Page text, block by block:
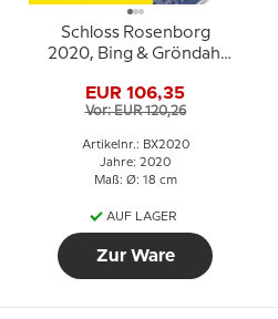
Schloss Rosenborg
2020, Bing & Gröndahl
EUR 106,35
Vor: EUR 120,26
Artikelnr.: BX2020
Jahre: 2020
Maß: Ø: 18 cm
AUF LAGER
Zur Ware